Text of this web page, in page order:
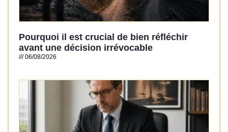
Pourquoi il est crucial de bien réfléchir
avant une décision irrévocable
06/08/2026